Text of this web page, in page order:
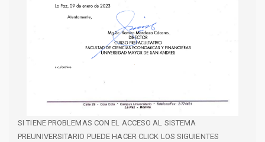
SI TIENE PROBLEMAS CON EL ACCESO AL SISTEMA
PREUNIVERSITARIO PUEDE HACER CLICK LOS SIGUIENTES